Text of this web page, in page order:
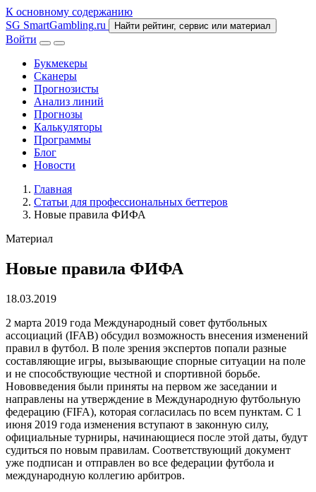
К основному содержанию
SG SmartGambling.ru Найти рейтинг, сервис или материал
Войти
Букмекеры
Сканеры
Прогнозисты
Анализ линий
Прогнозы
Калькуляторы
Программы
Блог
Новости
Главная
Статьи для профессиональных беттеров
Новые правила ФИФА
Материал
Новые правила ФИФА
18.03.2019
2 марта 2019 года Международный совет футбольных
ассоциаций (IFAB) обсудил возможность внесения изменений
правил в футбол. В поле зрения экспертов попали разные
составляющие игры, вызывающие спорные ситуации на поле
и не способствующие честной и спортивной борьбе.
Нововведения были приняты на первом же заседании и
направлены на утверждение в Международную футбольную
федерацию (FIFA), которая согласилась по всем пунктам. С 1
июня 2019 года изменения вступают в законную силу,
официальные турниры, начинающиеся после этой даты, будут
судиться по новым правилам. Соответствующий документ
уже подписан и отправлен во все федерации футбола и
международную коллегию арбитров.